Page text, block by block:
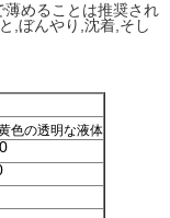
めることは推奨され
,ぼんやり,沈着,そし
色の透明な液体